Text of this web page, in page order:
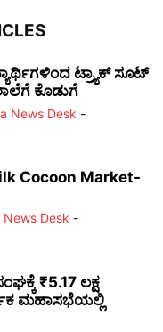
ಟ್ರ್ಯಾಕ್‌ ಸೂಟ್
ಕೊಡುಗೆ
News Desk -
Cocoon Market-
Desk -
₹5.17 ಲಕ್ಷ
ಮಹಾಸಭೆಯಲ್ಲಿ